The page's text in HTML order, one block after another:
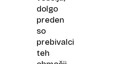
dolgo
preden
so
prebivalci
teh